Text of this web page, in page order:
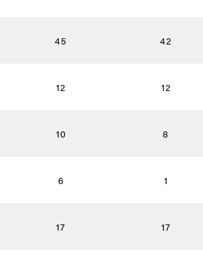
45 42
12 12
10 8
6 1
17 17